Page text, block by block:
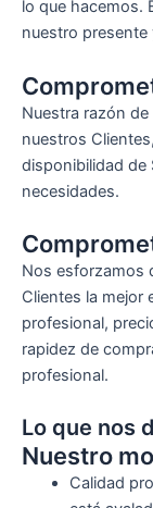
lo que hacemos.
nuestro
Nuestra razón
nuestros
disponibilidad de
necesidades.
Nos esforzamos
Clientes la mejor
profesional,
rapidez de
profesional.
Lo que nos
Nuestro
Calidad